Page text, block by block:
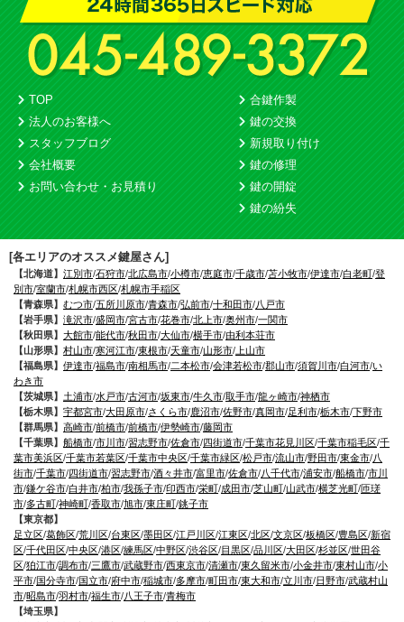
TOP
法人のお客様へ
スタッフブログ
会社概要
お問い合わせ・お見積り
合鍵作製
鍵の交換
新規取り付け
鍵の修理
鍵の開錠
鍵の紛失
[各エリアのオススメ鍵屋さん]
【北海道】 江別市/石狩市/北広島市/小樽市/恵庭市/千歳市/苫小牧市/伊達市/白老町/登
別市/室蘭市/札幌市西区/札幌市手稲区
【青森県】 むつ市/五所川原市/青森市/弘前市/十和田市/八戸市
【岩手県】 滝沢市/盛岡市/宮古市/花巻市/北上市/奥州市/一関市
【秋田県】 大館市/能代市/秋田市/大仙市/横手市/由利本荘市
【山形県】 村山市/寒河江市/東根市/天童市/山形市/ 上山市
【福島県】 伊達市/福島市/南相馬市/二本松市/会津若松市/郡山市/須賀川市/白河市/い
わき市
【茨城県】 土浦市/水戸市/古河市/坂東市/牛久市/取手市/龍ヶ崎市/神栖市
【栃木県】 宇都宮市/大田原市/さくら市/鹿沼市/佐野市/真岡市/足利市/栃木市/下野市
【群馬県】 高崎市/前橋市/前橋市/伊勢崎市/藤岡市
【千葉県】 船橋市/市川市/習志野市/佐倉市/四街道市/千葉市花見川区/千葉市稲毛区/千
葉市美浜区/千葉市若葉区/千葉市中央区/千葉市緑区/松戸市/流山市/野田市/東金市/八
街市/千葉市/四街道市/習志野市/酒々井市/富里市/佐倉市/八千代市/浦安市/船橋市/市川
市/鎌ケ谷市/白井市/柏市/我孫子市/印西市/栄町/成田市/芝山町/山武市/横芝光町/匝瑳
市/多古町/神崎町/香取市/旭市/東庄町/銚子市
【東京都】
足立区/葛飾区/荒川区/台東区/墨田区/江戸川区/江東区/北区/文京区/板橋区/豊島区/新宿
区/千代田区/中央区/港区/練馬区/中野区/渋谷区/目黒区/品川区/大田区/杉並区/世田谷
区/狛江市/調布市/三鷹市/武蔵野市/西東京市/清瀬市/東久留米市/小金井市/東村山市/小
平市/国分寺市/国立市/府中市/稲城市/多摩市/町田市/東大和市/立川市/日野市/武蔵村山
市/昭島市/羽村市/福生市/八王子市/青梅市
【埼玉県】